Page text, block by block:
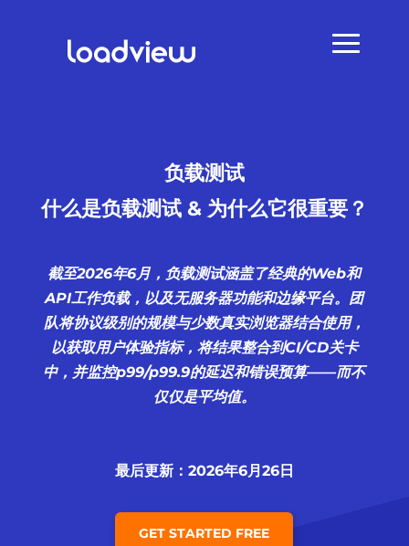
负载测试
什么是负载测试 & 为什么它很重要？
截至2026年6月，负载测试涵盖了经典的Web和
API工作负载，以及无服务器功能和边缘平台。团
队将协议级别的规模与少数真实浏览器结合使用，
以获取用户体验指标，将结果整合到CI/CD关卡
中，并监控p99/p99.9的延迟和错误预算——而不
仅仅是平均值。
最后更新：2026年6月26日
GET STARTED FREE